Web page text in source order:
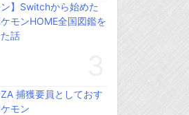
ン】Switchから始めた
モンHOME全国図鑑を
話
捕獲要員としておす
モン